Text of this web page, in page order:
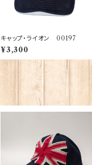
キャップ・ライオン 00197
¥3,300